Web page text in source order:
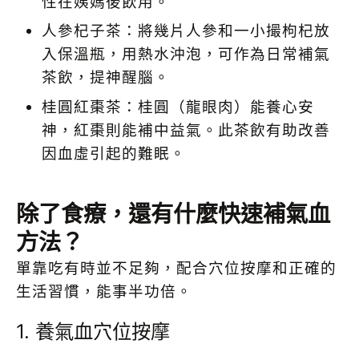
人參杞子茶：將幾片人參和一小撮枸杞放
入保溫瓶，用熱水沖泡，可作為日常補氣
茶飲，提神醒腦。
桂圓紅棗茶：桂圓（龍眼肉）能養心安
神，紅棗則能補中益氣。此茶飲有助改善
因血虛引起的難眠。
除了食療，還有什麼快速補氣血
方法？
單靠吃有時並不足夠，配合穴位按摩和正確的
生活習慣，能事半功倍。
1. 養氣血穴位按摩